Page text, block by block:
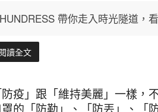
HUNDRESS 帶你走入時光隧道，
讀全文
疫」跟「維持美麗」一樣，
的「防勒」、「防丟」、「